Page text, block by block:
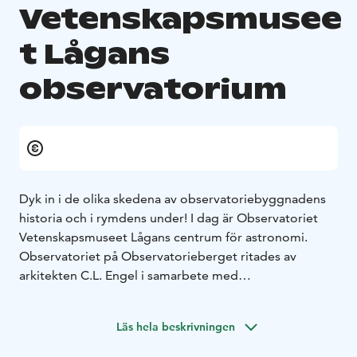
Vetenskapsmusee
t Lågans
observatorium
Dyk in i de olika skedena av observatoriebyggnadens
historia och i rymdens under! I dag är Observatoriet
Vetenskapsmuseet Lågans centrum för astronomi.
Observatoriet på Observatorieberget ritades av
arkitekten C.L. Engel i samarbete med
forskningsenheten för sin tid, en förebild för andra
Läs hela beskrivningen